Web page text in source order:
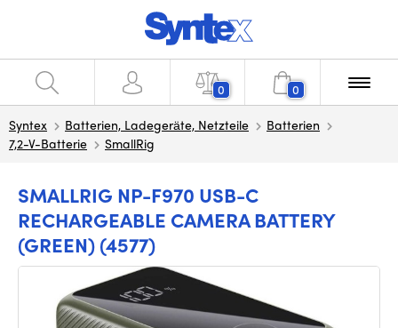
0 0
Syntex Batterien, Ladegeräte, Netzteile
Batterien
7,2-V-Batterie
SmallRig
SMALLRIG NP-F970 USB-C
RECHARGEABLE CAMERA BATTERY
(GREEN) (4577)